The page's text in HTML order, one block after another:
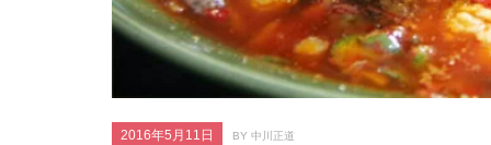
2016年5月11日 BY 中川正道